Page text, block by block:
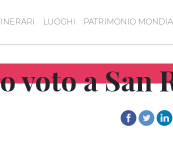
LUOGHI PATRIMONIO
voto a San